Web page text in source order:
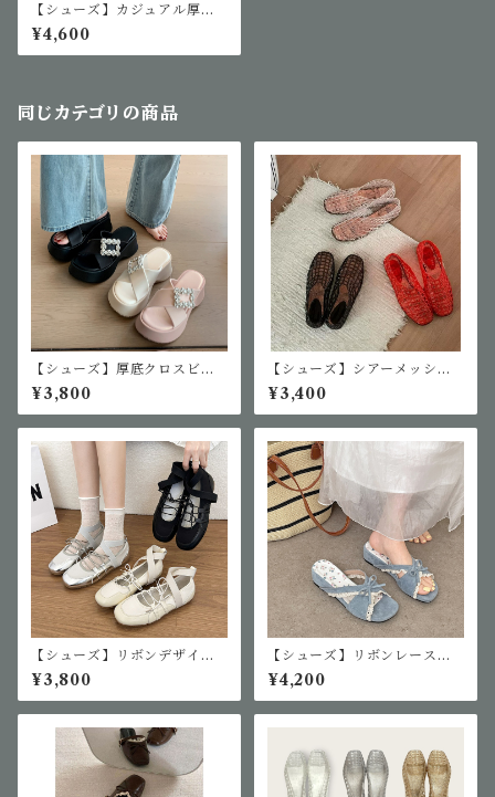
【シューズ】カジュアル厚底
スニーカー
¥4,600
同じカテゴリの商品
【シューズ】厚底クロスビジ
ューサンダル
¥3,800
【シューズ】シアーメッシュ
フラットジェリーシューズ
¥3,400
【シューズ】リボンデザイン
パンプス
¥3,800
【シューズ】リボンレースデ
ザインサンダル
¥4,200